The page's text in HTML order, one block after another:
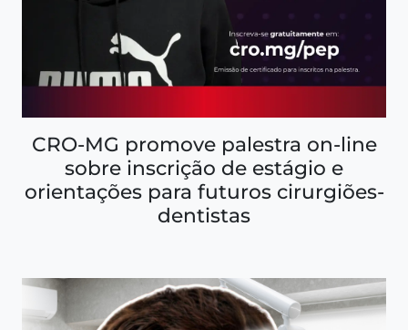
CRO-MG promove palestra on-line
sobre inscrição de estágio e
orientações para futuros cirurgiões-
dentistas